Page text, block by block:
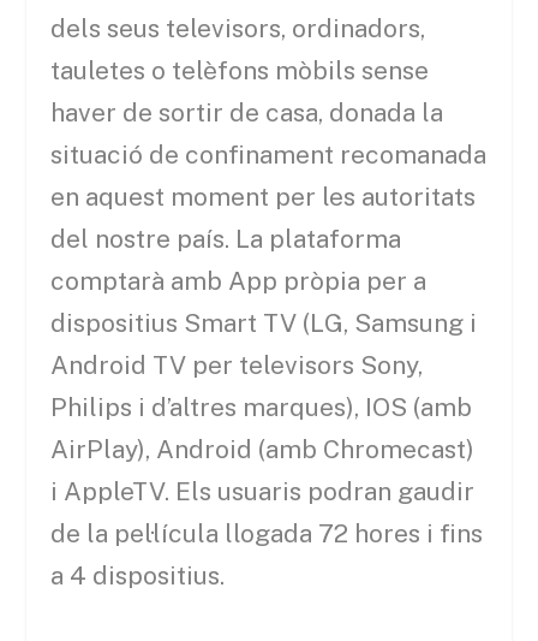
dels seus televisors, ordinadors,
tauletes o telèfons mòbils sense
haver de sortir de casa, donada la
situació de confinament recomanada
en aquest moment per les autoritats
del nostre país. La plataforma
comptarà amb App pròpia per a
dispositius Smart TV (LG, Samsung i
Android TV per televisors Sony,
Philips i d’altres marques), IOS (amb
AirPlay), Android (amb Chromecast)
i AppleTV. Els usuaris podran gaudir
de la pel·lícula llogada 72 hores i fins
a 4 dispositius.